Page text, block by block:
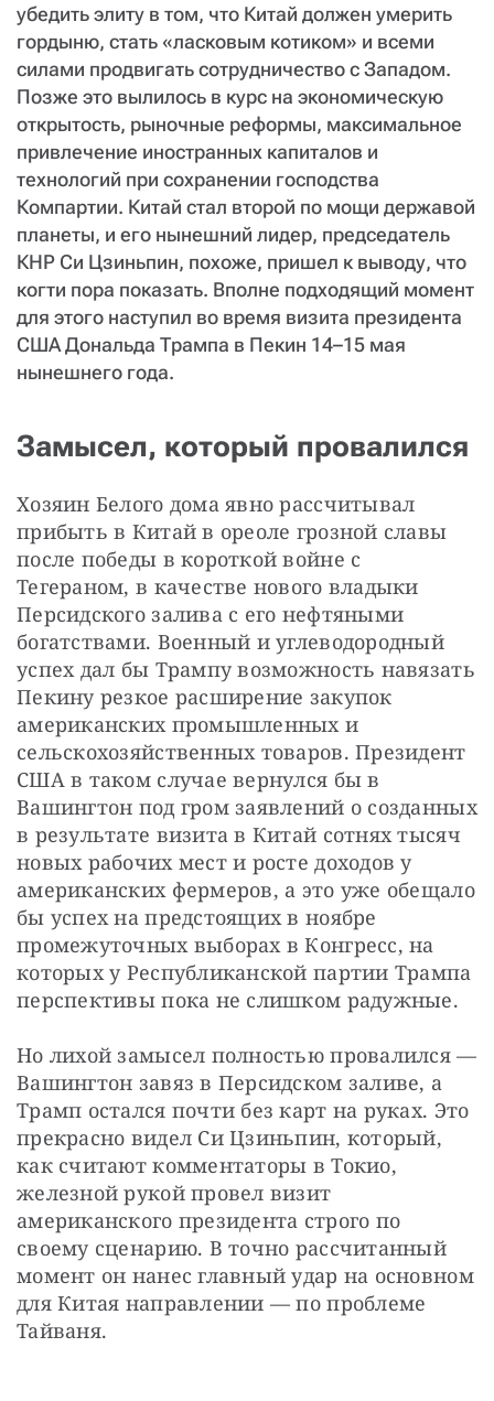
убедить элиту в том, что Китай должен умерить
гордыню, стать «ласковым котиком» и всеми
силами продвигать сотрудничество с Западом.
Позже это вылилось в курс на экономическую
открытость, рыночные реформы, максимальное
привлечение иностранных капиталов и
технологий при сохранении господства
Компартии. Китай стал второй по мощи державой
планеты, и его нынешний лидер, председатель
КНР Си Цзиньпин, похоже, пришел к выводу, что
когти пора показать. Вполне подходящий момент
для этого наступил во время визита президента
США Дональда Трампа в Пекин 14–15 мая
нынешнего года.
Замысел, который провалился
Хозяин Белого дома явно рассчитывал
прибыть в Китай в ореоле грозной славы
после победы в короткой войне с
Тегераном, в качестве нового владыки
Персидского залива с его нефтяными
богатствами. Военный и углеводородный
успех дал бы Трампу возможность навязать
Пекину резкое расширение закупок
американских промышленных и
сельскохозяйственных товаров. Президент
США в таком случае вернулся бы в
Вашингтон под гром заявлений о созданных
в результате визита в Китай сотнях тысяч
новых рабочих мест и росте доходов у
американских фермеров, а это уже обещало
бы успех на предстоящих в ноябре
промежуточных выборах в Конгресс, на
которых у Республиканской партии Трампа
перспективы пока не слишком радужные.
Но лихой замысел полностью провалился —
Вашингтон завяз в Персидском заливе, а
Трамп остался почти без карт на руках. Это
прекрасно видел Си Цзиньпин, который,
как считают комментаторы в Токио,
железной рукой провел визит
американского президента строго по
своему сценарию. В точно рассчитанный
момент он нанес главный удар на основном
для Китая направлении — по проблеме
Тайваня.